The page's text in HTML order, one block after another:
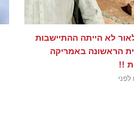
לא הייתה ההתיישבות
הראשונה באמריקה
!!